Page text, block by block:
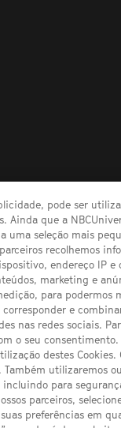
pode ser
Ainda que a
uma seleção mais
parceiros recolhemos
endereço IP e
marketing e
para podermos
e
nas redes sociais.
o seu
destes
utilizaremos
para
parceiros,
preferências em